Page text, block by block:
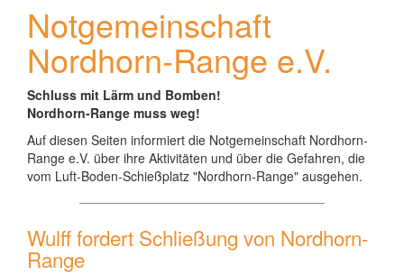
Notgemeinschaft
Nordhorn-Range e.V.
Schluss mit Lärm und Bomben!
Nordhorn-Range muss weg!
Auf diesen Seiten informiert die Notgemeinschaft Nordhorn-
Range e.V. über ihre Aktivitäten und über die Gefahren, die
vom Luft-Boden-Schießplatz "Nordhorn-Range" ausgehen.
Wulff fordert Schließung von Nordhorn-
Range